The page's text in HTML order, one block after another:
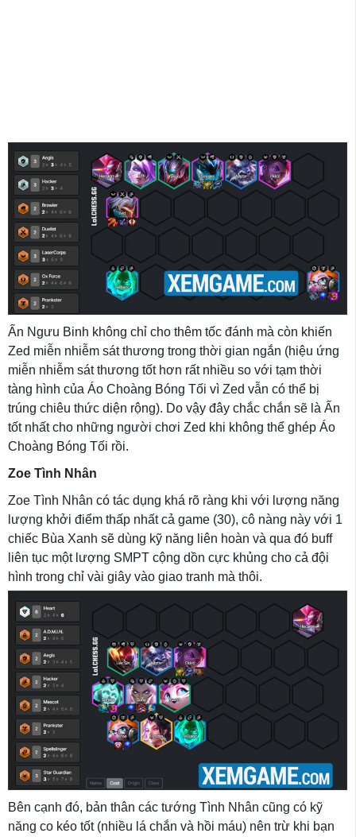
Ấn Ngưu Binh không chỉ cho thêm tốc đánh mà còn khiến
Zed miễn nhiễm sát thương trong thời gian ngắn (hiệu ứng
miễn nhiễm sát thương tốt hơn rất nhiều so với tạm thời
tàng hình của Áo Choàng Bóng Tối vì Zed vẫn có thể bị
trúng chiêu thức diện rộng). Do vậy đây chắc chắn sẽ là Ấn
tốt nhất cho những người chơi Zed khi không thể ghép Áo
Choàng Bóng Tối rồi.
Zoe Tình Nhân
Zoe Tình Nhân có tác dụng khá rõ ràng khi với lượng năng
lượng khởi điểm thấp nhất cả game (30), cô nàng này với 1
chiếc Bùa Xanh sẽ dùng kỹ năng liên hoàn và qua đó buff
liên tục một lượng SMPT cộng dồn cực khủng cho cả đội
hình trong chỉ vài giây vào giao tranh mà thôi.
Bên cạnh đó, bản thân các tướng Tình Nhân cũng có kỹ
năng co kéo tốt (nhiều lá chắn và hồi máu) nên trừ khi bạn